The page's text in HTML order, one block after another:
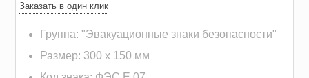
Заказать в один клик
Группа: "Эвакуационные знаки безопасности"
Размер: 300 х 150 мм